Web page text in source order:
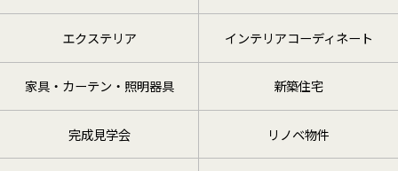
エクステリア インテリアコーディネート
家具・カーテン・照明器具 新築住宅
完成見学会 リノベ物件